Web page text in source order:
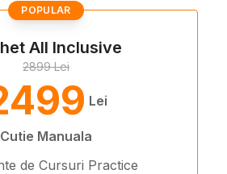
POPULAR
All Inclusive
2899 Lei
Lei
Cutie Manuala
de Cursuri Practice